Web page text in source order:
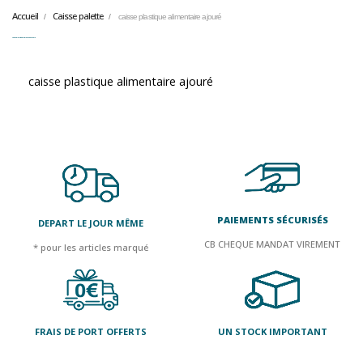
Accueil Caisse palette caisse plastique alimentaire ajouré
caisse plastique alimentaire ajouré
DEPART LE JOUR MÊME
* pour les articles marqué
PAIEMENTS SÉCURISÉS
CB CHEQUE MANDAT VIREMENT
FRAIS DE PORT OFFERTS
UN STOCK IMPORTANT